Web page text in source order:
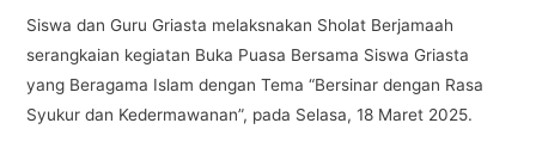
Siswa dan Guru Griasta melaksnakan Sholat Berjamaah
serangkaian kegiatan Buka Puasa Bersama Siswa Griasta
yang Beragama Islam dengan Tema “Bersinar dengan Rasa
Syukur dan Kedermawanan”, pada Selasa, 18 Maret 2025.